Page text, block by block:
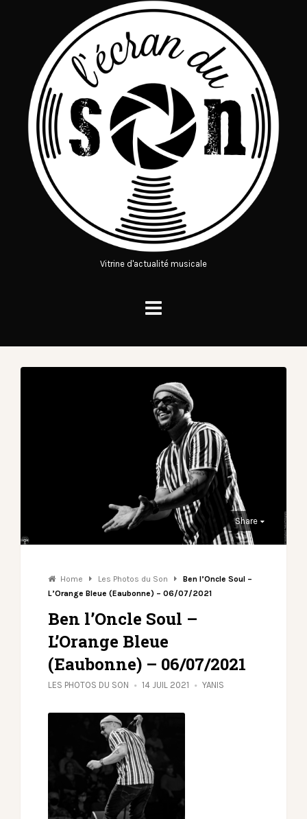
Vitrine d'actualité musicale
Share
Home Les Photos du Son
Ben l’Oncle Soul –
L’Orange Bleue (Eaubonne) – 06/07/2021
Ben l’Oncle Soul –
L’Orange Bleue
(Eaubonne) – 06/07/2021
LES PHOTOS DU SON 14 JUIL 2021 YANIS